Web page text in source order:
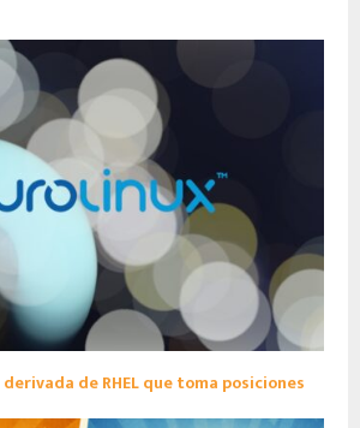
de RHEL que toma posiciones